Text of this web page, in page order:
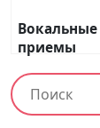
Вокальные
приемы